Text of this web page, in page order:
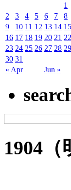
« Apr Jun »
1
2
3 4 5 6 7
8
9
10 11 12 13 14 15
16 17 18 19 20 21 22
23 24 25 26 27 28 29
30 31
1904（